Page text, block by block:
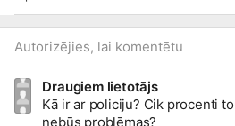
Autorizējies, lai komentētu
Draugiem lietotājs
Kā ir ar policiju? Cik procenti
nebūs problēmas?